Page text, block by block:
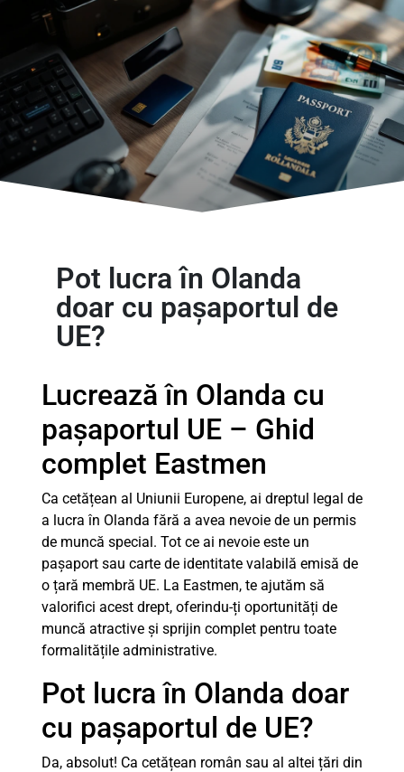
Pot lucra în Olanda
doar cu pașaportul de
UE?
Lucrează în Olanda cu
pașaportul UE – Ghid
complet Eastmen
Ca cetățean al Uniunii Europene, ai dreptul legal de
a lucra în Olanda fără a avea nevoie de un permis
de muncă special. Tot ce ai nevoie este un
pașaport sau carte de identitate valabilă emisă de
o țară membră UE. La Eastmen, te ajutăm să
valorifici acest drept, oferindu-ți oportunități de
muncă atractive și sprijin complet pentru toate
formalitățile administrative.
Pot lucra în Olanda doar
cu pașaportul de UE?
Da, absolut! Ca cetățean român sau al altei țări din